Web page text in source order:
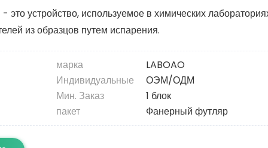
устройство, используемое в химических
из образцов путем испарения.
марка
LABOAO
Индивидуальные
ОЭМ/ОДМ
Мин. Заказ
1 блок
пакет
Фанерный футляр